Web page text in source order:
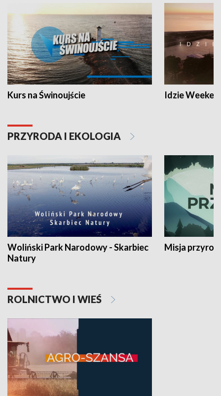
Kurs na Świnoujście Idzie
PRZYRODA I EKOLOGIA
Woliński Park Narodowy - Skarbiec
Natury
Misja
ROLNICTWO I WIEŚ